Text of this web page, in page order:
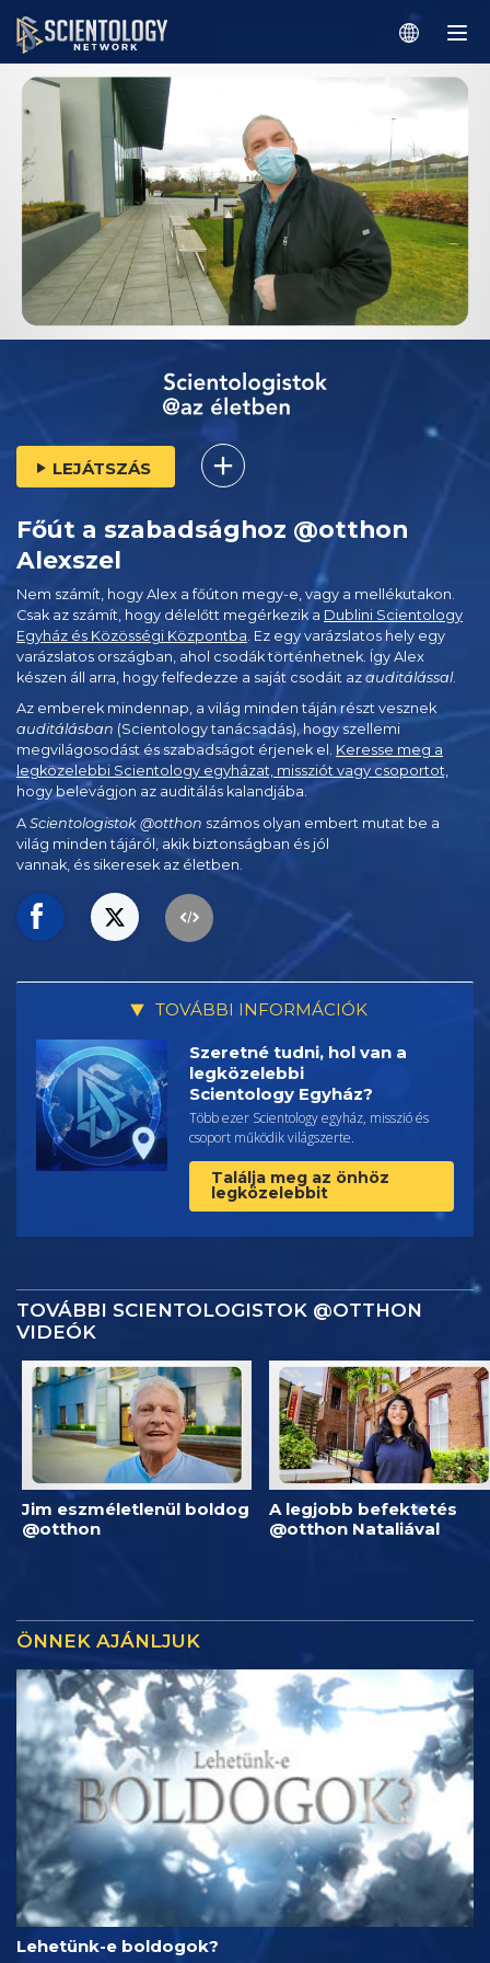
LEJÁTSZÁS
Főút a szabadsághoz @otthon
Alexszel
Nem számít, hogy Alex a főúton megy-e, vagy a mellékutakon.
Csak az számít, hogy délelőtt megérkezik a Dublini Scientology
Egyház és Közösségi Központba . Ez egy varázslatos hely egy
varázslatos országban, ahol csodák történhetnek. Így Alex
készen áll arra, hogy felfedezze a saját csodáit az auditálással.
Az emberek mindennap, a világ minden táján részt vesznek
auditálásban (Scientology tanácsadás), hogy szellemi
megvilágosodást és szabadságot érjenek el. Keresse meg a
legközelebbi Scientology egyházat, missziót vagy csoportot,
hogy belevágjon az auditálás kalandjába.
A Scientologistok @otthon számos olyan embert mutat be a
világ minden tájáról, akik biztonságban és jól
vannak, és sikeresek az életben.
TOVÁBBI INFORMÁCIÓK
Szeretné tudni, hol van a
legközelebbi
Scientology Egyház?
Több ezer Scientology egyház, misszió és
csoport működik világszerte.
Találja meg az önhöz
legközelebbit
TOVÁBBI SCIENTOLOGISTOK @OTTHON
VIDEÓK
Jim eszméletlenül boldog
@otthon
A legjobb befektetés
@otthon Nataliával
ÖNNEK AJÁNLJUK
Lehetünk-e boldogok?